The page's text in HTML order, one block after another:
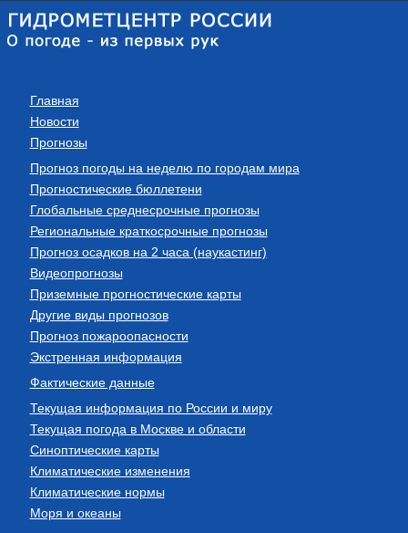
Главная
Новости
Прогнозы
Прогноз погоды на неделю по городам мира
Прогностические бюллетени
Глобальные среднесрочные прогнозы
Региональные краткосрочные прогнозы
Прогноз осадков на 2 часа (наукастинг)
Видеопрогнозы
Приземные прогностические карты
Другие виды прогнозов
Прогноз пожароопасности
Экстренная информация
Фактические данные
Текущая информация по России и миру
Текущая погода в Москве и области
Синоптические карты
Климатические изменения
Климатические нормы
Моря и океаны